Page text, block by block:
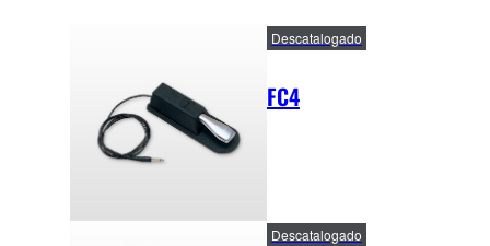
FC4
Descatalogado
Descatalogado